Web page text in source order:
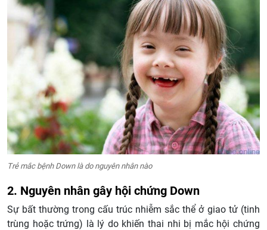
Trẻ mắc bệnh Down là do nguyên nhân nào
2. Nguyên nhân gây hội chứng Down
Sự bất thường trong cấu trúc nhiễm sắc thể ở giao tử (tinh
trùng hoặc trứng) là lý do khiến thai nhi bị mắc hội chứng